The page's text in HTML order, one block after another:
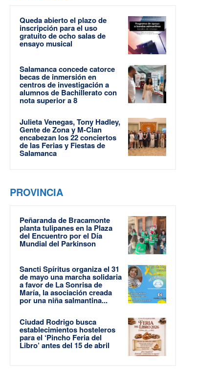
Queda abierto el plazo de
inscripción para el uso
gratuito de ocho salas de
ensayo musical
Salamanca concede catorce
becas de inmersión en
centros de investigación a
alumnos de Bachillerato con
nota superior a 8
Julieta Venegas, Tony Hadley,
Gente de Zona y M-Clan
encabezan los 22 conciertos
de las Ferias y Fiestas de
Salamanca
PROVINCIA
Peñaranda de Bracamonte
planta tulipanes en la Plaza
del Encuentro por el Día
Mundial del Parkinson
Sancti Spíritus organiza el 31
de mayo una marcha solidaria
a favor de La Sonrisa de
María, la asociación creada
por una niña salmantina...
Ciudad Rodrigo busca
establecimientos hosteleros
para el ‘Pincho Feria del
Libro’ antes del 15 de abril